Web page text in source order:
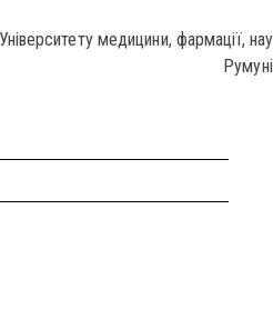
медицини, фармації,